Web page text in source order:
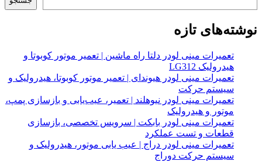
نوشته‌های تازه
تعمیرات مینی لودر دلتا راه ماشین | تعمیر موتور کوبوتا و
هیدرولیک LG312
تعمیرات مینی لودر هیوندای | تعمیر موتور کوبوتا، هیدرولیک و
سیستم حرکت
تعمیرات مینی لودر نیوهلند | تعمیر، عیب‌یابی و بازسازی پمپ،
موتور و هیدرولیک
تعمیرات مینی لودر بابکت | سرویس تخصصی، بازسازی
قطعات و تست عملکرد
تعمیرات مینی لودر دراج | عیب یابی موتور، هیدرولیک و
سیستم حرکت دوراج